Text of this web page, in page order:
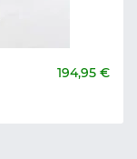
194,95 €